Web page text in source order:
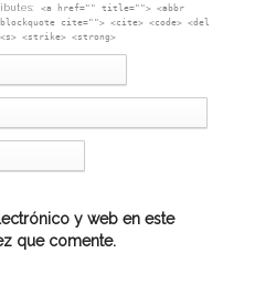
<a href="" title=""> <abbr
cite=""> <cite> <code> <del
<strike> <strong>
y web en este
que comente.